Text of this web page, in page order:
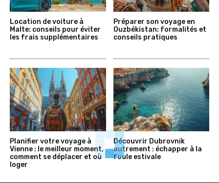
Location de voiture à
Malte: conseils pour éviter
les frais supplémentaires
Préparer son voyage en
Ouzbékistan: formalités et
conseils pratiques
Planifier votre voyage à
Vienne : le meilleur moment,
comment se déplacer et où
loger
Découvrir Dubrovnik
autrement : échapper à la
foule estivale